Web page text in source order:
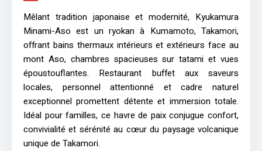
Mêlant tradition japonaise et modernité, Kyukamura
Minami-Aso est un ryokan à Kumamoto, Takamori,
offrant bains thermaux intérieurs et extérieurs face au
mont Aso, chambres spacieuses sur tatami et vues
époustouflantes. Restaurant buffet aux saveurs
locales, personnel attentionné et cadre naturel
exceptionnel promettent détente et immersion totale.
Idéal pour familles, ce havre de paix conjugue confort,
convivialité et sérénité au cœur du paysage volcanique
unique de Takamori.